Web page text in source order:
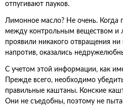
отпугивают пауков.
Лимонное масло? Не очень. Когда
между контрольным веществом и
проявили никакого отвращения
напротив, оказались
С учетом этой информации, как
Прежде всего, необходимо
правильные каштаны. Конские
Они не съедобны, поэтому не